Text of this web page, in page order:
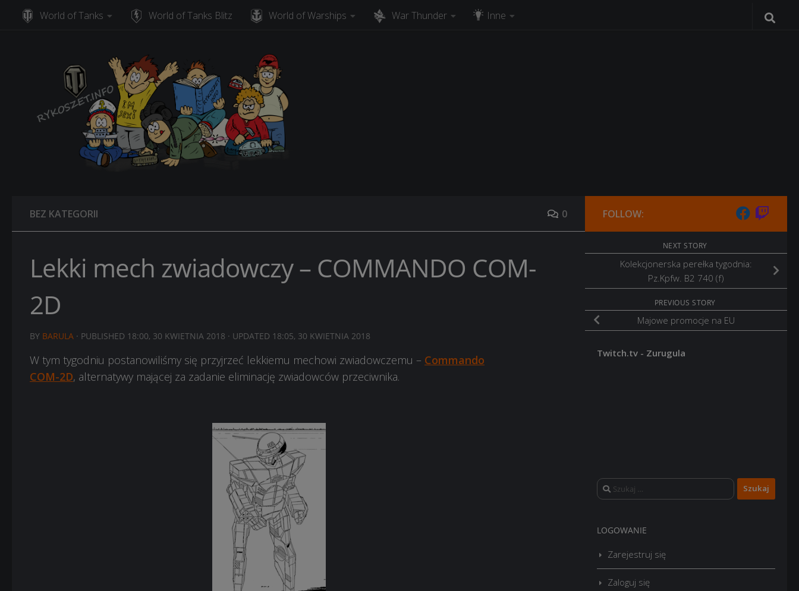
Skip to content
World of Tanks World of Tanks Blitz World of Warships War Thunder Inne
BEZ KATEGORII 0
Lekki mech zwiadowczy – COMMANDO COM-
2D
BY BARULA · PUBLISHED 18:00, 30 KWIETNIA 2018 · UPDATED 18:05, 30 KWIETNIA 2018
W tym tygodniu postanowiliśmy się przyjrzeć lekkiemu mechowi zwiadowczemu – Commando
COM-2D, alternatywy mającej za zadanie eliminację zwiadowców przeciwnika.
FOLLOW:
NEXT STORY
Kolekcjonerska perełka tygodnia:
Pz.Kpfw. B2 740 (f)
PREVIOUS STORY
Majowe promocje na EU
Twitch.tv - Zurugula
Szukaj:
LOGOWANIE
Zarejestruj się
Zaloguj się